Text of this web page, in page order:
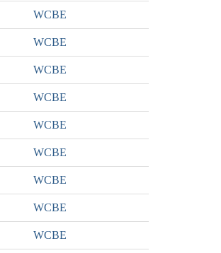
WCBE
WCBE
WCBE
WCBE
WCBE
WCBE
WCBE
WCBE
WCBE